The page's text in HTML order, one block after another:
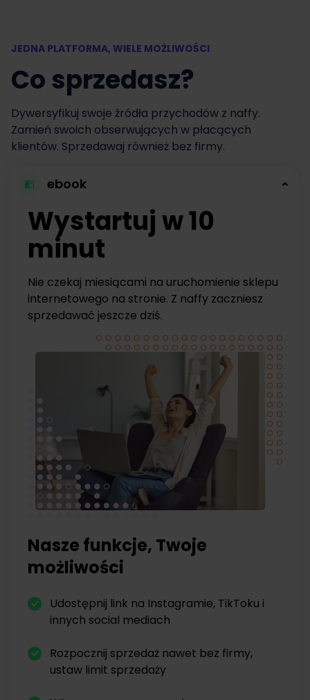
JEDNA PLATFORMA, WIELE MOŻLIWOŚCI
Co sprzedasz?
Dywersyfikuj swoje źródła przychodów z naffy.
Zamień swoich obserwujących w płacących
klientów. Sprzedawaj również bez firmy.
ebook
Wystartuj w 10
minut
Nie czekaj miesiącami na uruchomienie sklepu
internetowego na stronie. Z naffy zaczniesz
sprzedawać jeszcze dziś.
Nasze funkcje, Twoje
możliwości
Udostępnij link na Instagramie, TikToku i
innych social mediach
Rozpocznij sprzedaż nawet bez firmy,
ustaw limit sprzedaży